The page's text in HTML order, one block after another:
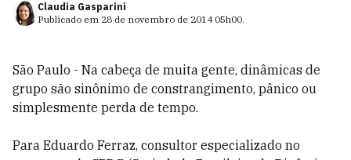
Claudia Gasparini
Publicado em 28 de novembro de 2014 05h00.
São Paulo - Na cabeça de muita gente, dinâmicas de
grupo são sinônimo de constrangimento, pânico ou
simplesmente perda de tempo.
Para Eduardo Ferraz, consultor especializado no